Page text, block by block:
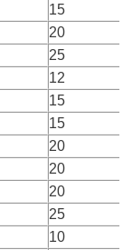
15
20
25
12
15
15
20
20
20
25
10